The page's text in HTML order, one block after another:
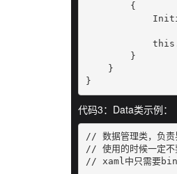
        {
        }
    }
}
代码3：Data类示例：
// 数据管理类，负责
// 使用的时候一定
// xaml中只需要